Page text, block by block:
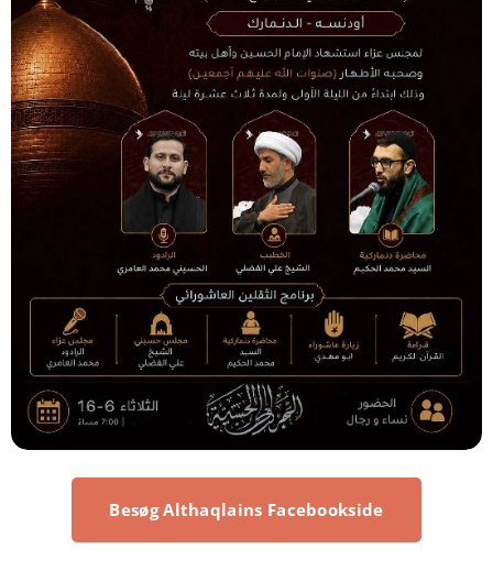
Besøg Althaqlains Facebookside